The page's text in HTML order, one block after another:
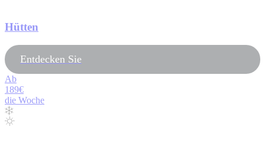
Hütten
Entdecken Sie
Ab
189€
die Woche